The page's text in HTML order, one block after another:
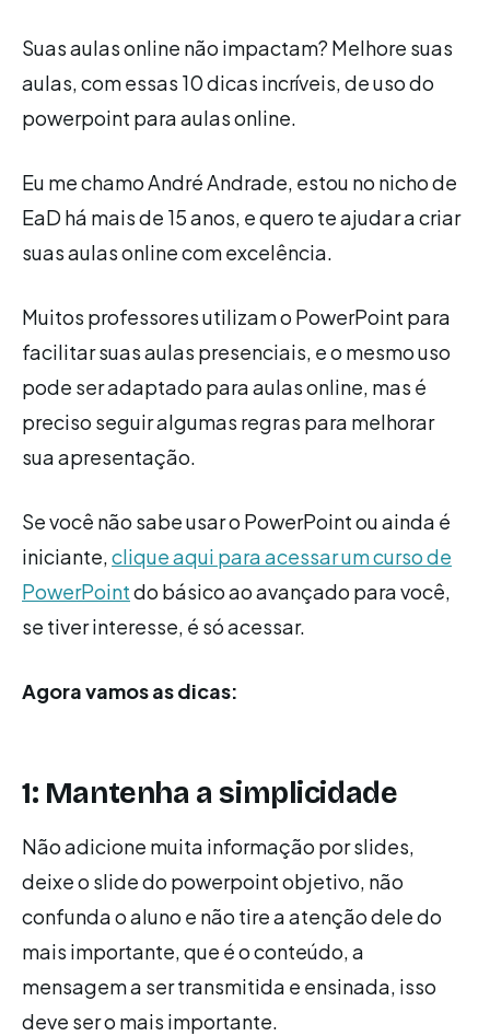
Suas aulas online não impactam? Melhore suas
aulas, com essas 10 dicas incríveis, de uso do
powerpoint para aulas online.
Eu me chamo André Andrade, estou no nicho de
EaD há mais de 15 anos, e quero te ajudar a criar
suas aulas online com excelência.
Muitos professores utilizam o PowerPoint para
facilitar suas aulas presenciais, e o mesmo uso
pode ser adaptado para aulas online, mas é
preciso seguir algumas regras para melhorar
sua apresentação.
Se você não sabe usar o PowerPoint ou ainda é
iniciante,clique aqui para acessar um curso de
PowerPointdo básico ao avançado para você,
se tiver interesse, é só acessar.
Agora vamos as dicas:
1: Mantenha a simplicidade
Não adicione muita informação por slides,
deixe o slide do powerpoint objetivo, não
confunda o aluno e não tire a atenção dele do
mais importante, que é o conteúdo, a
mensagem a ser transmitida e ensinada, isso
deve ser o mais importante.